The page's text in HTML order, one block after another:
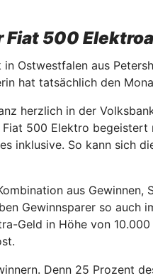
500
in Ostwestfalen aus
hat tatsächlich den
herzlich in der
500 Elektro
inklusive. So kann sich
aus
Gewinnsparer so
Geld in Höhe von
Denn 25 Prozent